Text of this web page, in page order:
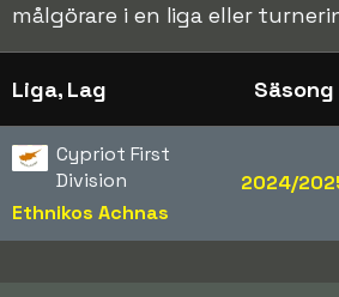
målgörare i en liga eller
Liga, Lag Säsong
Cypriot First
Division
Ethnikos Achnas
2024/